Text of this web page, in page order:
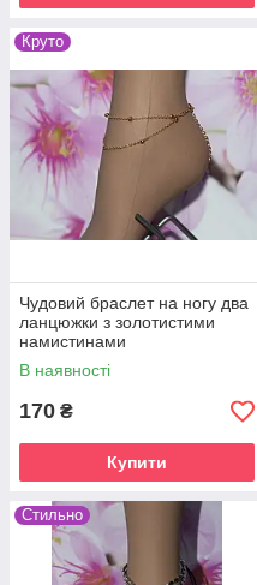
Круто
Чудовий браслет на ногу два
ланцюжки з золотистими
намистинами
В наявності
170 ₴
Купити
Стильно